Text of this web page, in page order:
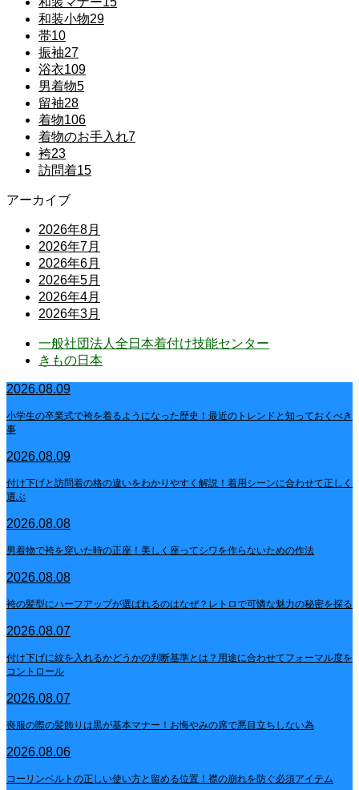
和装小物29
帯10
振袖27
浴衣109
男着物5
留袖28
着物106
着物のお手入れ7
袴23
訪問着15
アーカイブ
2026年8月
2026年7月
2026年6月
2026年5月
2026年4月
2026年3月
一般社団法人全日本着付け技能センター
きもの日本
2026.08.09
小学生の卒業式で袴を着るようになった歴史！最近のトレンドと知っておくべき
事
2026.08.09
付け下げと訪問着の格の違いをわかりやすく解説！着用シーンに合わせて正しく
選ぶ
2026.08.08
男着物で袴を穿いた時の正座！美しく座ってシワを作らないための作法
2026.08.08
袴の髪型にハーフアップが選ばれるのはなぜ？レトロで可憐な魅力の秘密を探る
2026.08.07
付け下げに紋を入れるかどうかの判断基準とは？用途に合わせてフォーマル度を
コントロール
2026.08.07
喪服の際の髪飾りは黒が基本マナー！お悔やみの席で悪目立ちしない為
2026.08.06
コーリンベルトの正しい使い方と留める位置！襟の崩れを防ぐ必須アイテム